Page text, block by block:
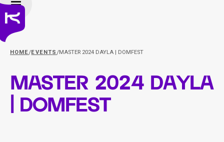
HOME/EVENTS/MASTER 2024 DAYLA | DOMFEST
Master 2024 Dayla
| Domfest